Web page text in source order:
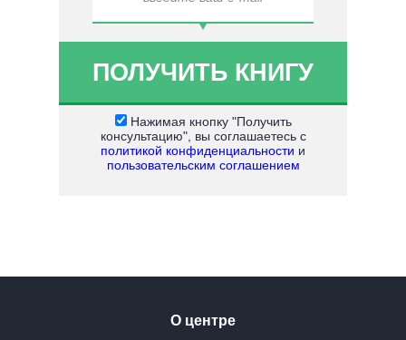
Нажимая кнопку "Получить
консультацию", вы соглашаетесь с
политикой конфиденциальности и
пользовательским соглашением
О центре